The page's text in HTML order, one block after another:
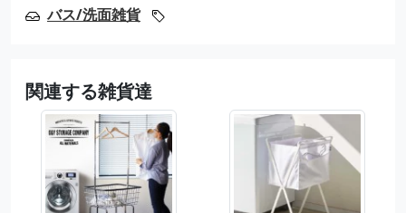
バス/洗面雑貨
関連する雑貨達